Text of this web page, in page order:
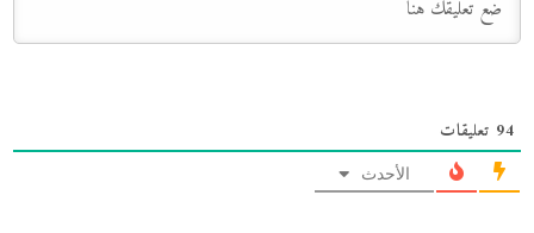
94 تعليقات
الأحدث